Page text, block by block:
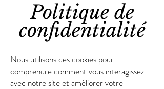
Politique de
confidentialité
Nous utilisons des cookies pour
comprendre comment vous interagissez
avec notre site et améliorer votre